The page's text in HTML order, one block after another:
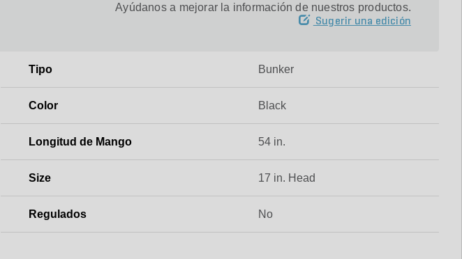
Ayúdanos a mejorar la información de nuestros productos.
Sugerir una edición
Tipo Bunker
Color Black
Longitud de Mango 54 in.
Size 17 in. Head
Regulados No